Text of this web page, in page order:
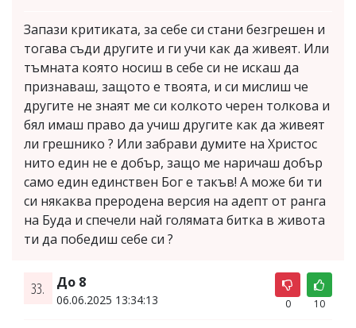
Запази критиката, за себе си стани безгрешен и
тогава съди другите и ги учи как да живеят. Или
тъмната която носиш в себе си не искаш да
признаваш, защото е твоята, и си мислиш че
другите не знаят ме си колкото черен толкова и
бял имаш право да учиш другите как да живеят
ли грешнико ? Или забрави думите на Христос
нито един не е добър, защо ме наричаш добър
само един единствен Бог е такъв! А може би ти
си някаква преродена версия на адепт от ранга
на Буда и спечели най голямата битка в живота
ти да победиш себе си ?
33. До 8
06.06.2025 13:34:13 0 10